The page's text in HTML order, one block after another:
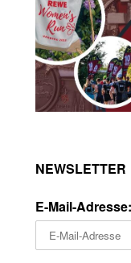
NEWSLETTER
E-Mail-Adresse: